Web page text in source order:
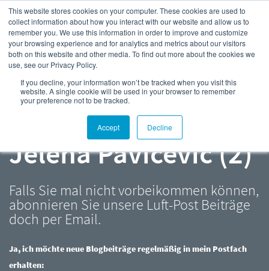
This website stores cookies on your computer. These cookies are used to
collect information about how you interact with our website and allow us to
remember you. We use this information in order to improve and customize
your browsing experience and for analytics and metrics about our visitors
both on this website and other media. To find out more about the cookies we
use, see our Privacy Policy.
If you decline, your information won’t be tracked when you visit this
website. A single cookie will be used in your browser to remember
your preference not to be tracked.
Accept Decline
Kompressor- und
Druckluft-Blog |
Jelena Pavicevic (2)
Falls Sie mal nicht vorbeikommen können,
abonnieren Sie unsere Luft-Post Beiträge
doch per Email.
Ja, ich möchte neue Blogbeiträge regelmäßig in mein Postfach
erhalten: